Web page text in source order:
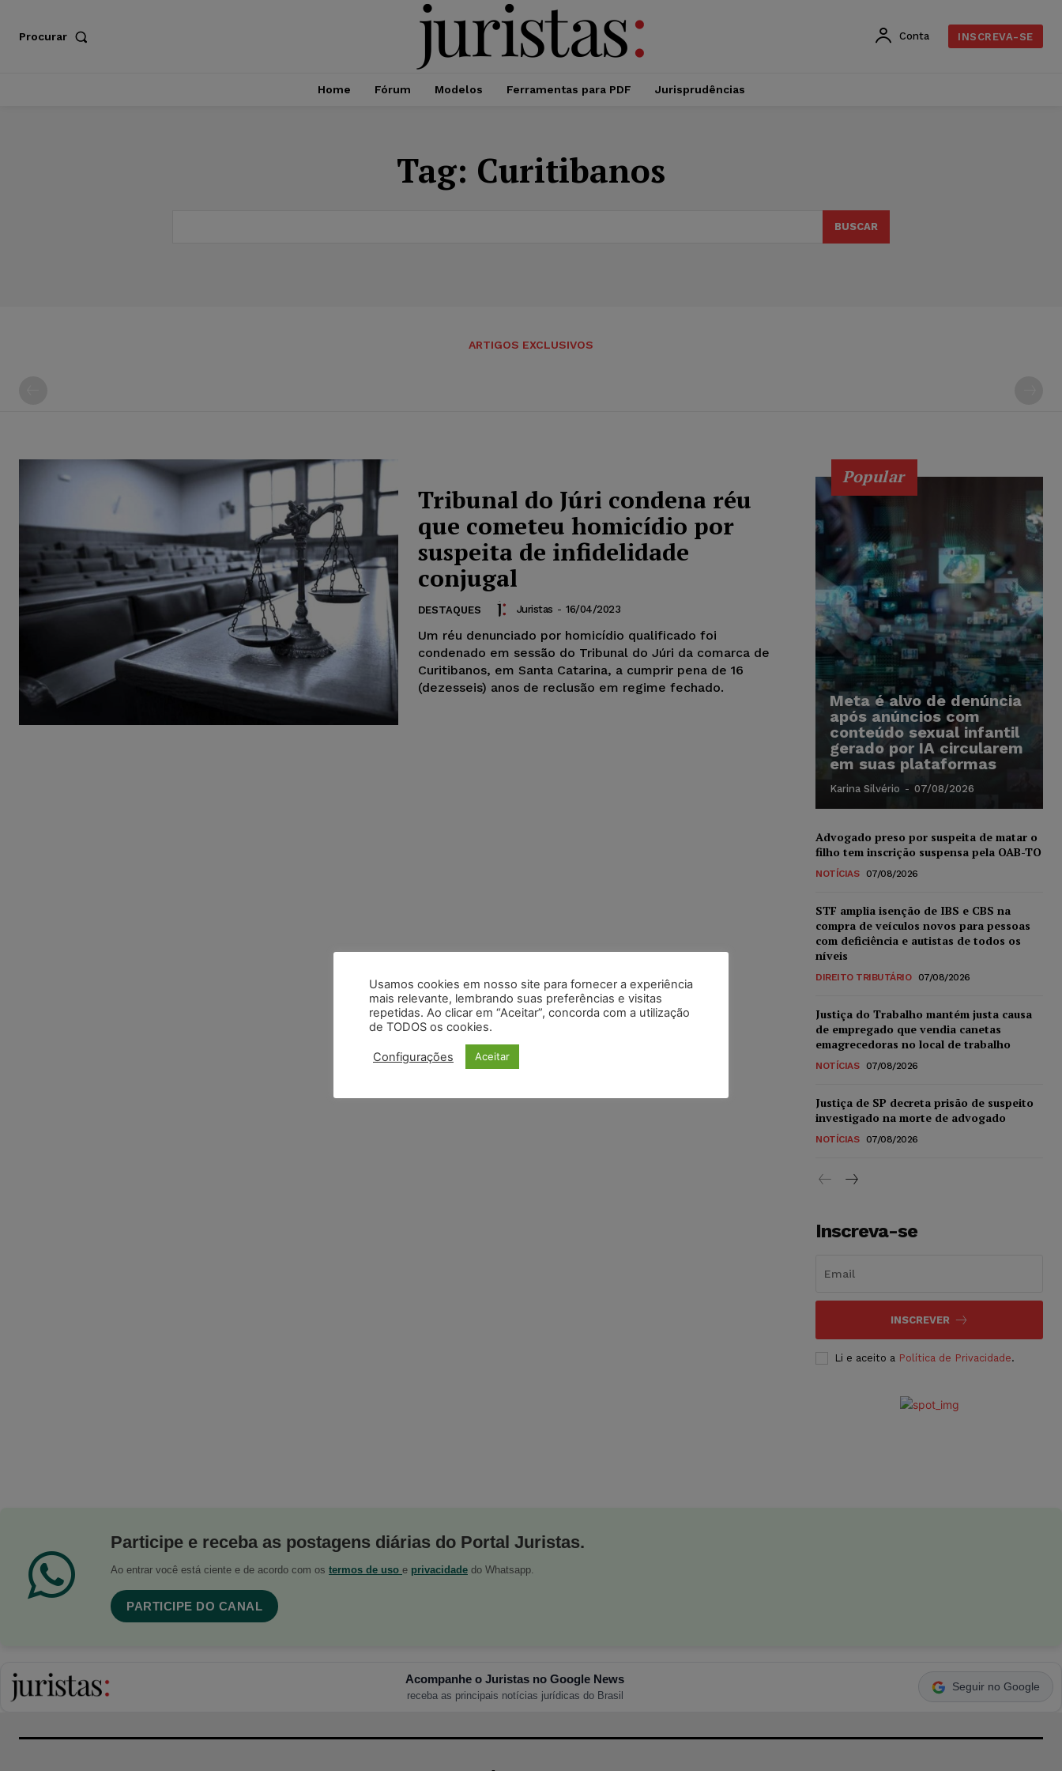
Procurar Conta INSCREVA-SE
Home Fórum Modelos Ferramentas para PDF Jurisprudências
Tag: Curitibanos
BUSCAR
ARTIGOS EXCLUSIVOS
Tribunal do Júri condena réu
que cometeu homicídio por
suspeita de infidelidade
conjugal
DESTAQUES Juristas - 16/04/2023
Um réu denunciado por homicídio qualificado foi
condenado em sessão do Tribunal do Júri da comarca de
Curitibanos, em Santa Catarina, a cumprir pena de 16
(dezesseis) anos de reclusão em regime fechado.
Popular
Meta é alvo de denúncia
após anúncios com
conteúdo sexual infantil
gerado por IA circularem
em suas plataformas
Karina Silvério - 07/08/2026
Advogado preso por suspeita de matar o
filho tem inscrição suspensa pela OAB-TO
NOTÍCIAS 07/08/2026
STF amplia isenção de IBS e CBS na
compra de veículos novos para pessoas
com deficiência e autistas de todos os
níveis
DIREITO TRIBUTÁRIO 07/08/2026
Justiça do Trabalho mantém justa causa
de empregado que vendia canetas
emagrecedoras no local de trabalho
NOTÍCIAS 07/08/2026
Justiça de SP decreta prisão de suspeito
investigado na morte de advogado
NOTÍCIAS 07/08/2026
Inscreva-se
INSCREVER
Li e aceito a Política de Privacidade.
Participe e receba as postagens diárias do Portal Juristas.
Ao entrar você está ciente e de acordo com os termos de uso e privacidade do Whatsapp.
PARTICIPE DO CANAL
Acompanhe o Juristas no Google News
receba as principais notícias jurídicas do Brasil
Seguir no Google
Usamos cookies em nosso site para fornecer a experiência
mais relevante, lembrando suas preferências e visitas
repetidas. Ao clicar em “Aceitar”, concorda com a utilização
de TODOS os cookies.
Configurações Aceitar